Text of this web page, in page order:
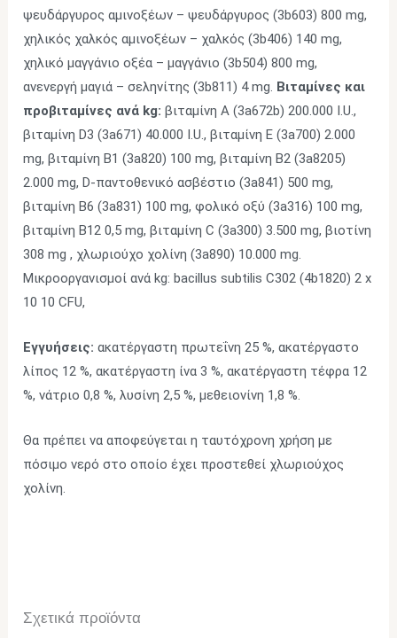
ψευδάργυρος αμινοξέων – ψευδάργυρος (3b603) 800 mg,
χηλικός χαλκός αμινοξέων – χαλκός (3b406) 140 mg,
χηλικό μαγγάνιο οξέα – μαγγάνιο (3b504) 800 mg,
ανενεργή μαγιά – σεληνίτης (3b811) 4 mg. Βιταμίνες και
προβιταμίνες ανά kg: βιταμίνη Α (3a672b) 200.000 I.U.,
βιταμίνη D3 (3a671) 40.000 I.U., βιταμίνη E (3a700) 2.000
mg, βιταμίνη B1 (3a820) 100 mg, βιταμίνη B2 (3a8205)
2.000 mg, D-παντοθενικό ασβέστιο (3a841) 500 mg,
βιταμίνη Β6 (3a831) 100 mg, φολικό οξύ (3a316) 100 mg,
βιταμίνη B12 0,5 mg, βιταμίνη C (3a300) 3.500 mg, βιοτίνη
308 mg , χλωριούχο χολίνη (3a890) 10.000 mg.
Μικροοργανισμοί ανά kg: bacillus subtilis C302 (4b1820) 2 x
10 10 CFU,
Εγγυήσεις: ακατέργαστη πρωτεΐνη 25 %, ακατέργαστο
λίπος 12 %, ακατέργαστη ίνα 3 %, ακατέργαστη τέφρα 12
%, νάτριο 0,8 %, λυσίνη 2,5 %, μεθειονίνη 1,8 %.
Θα πρέπει να αποφεύγεται η ταυτόχρονη χρήση με
πόσιμο νερό στο οποίο έχει προστεθεί χλωριούχος
χολίνη.
Σχετικά προϊόντα